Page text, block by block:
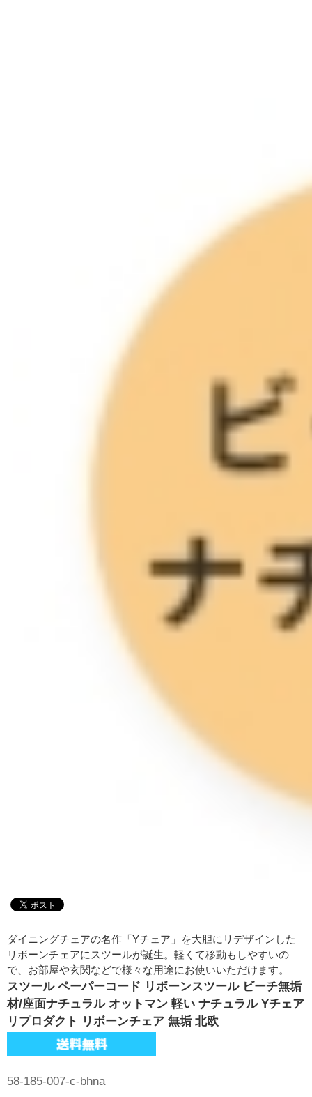
ダイニングチェアの名作「Yチェア」を大胆にリデザインした
リボーンチェアにスツールが誕生。軽くて移動もしやすいの
で、お部屋や玄関などで様々な用途にお使いいただけます。
スツール ペーパーコード リボーンスツール ビーチ無垢
材/座面ナチュラル オットマン 軽い ナチュラル Yチェア
リプロダクト リボーンチェア 無垢 北欧
58-185-007-c-bhna